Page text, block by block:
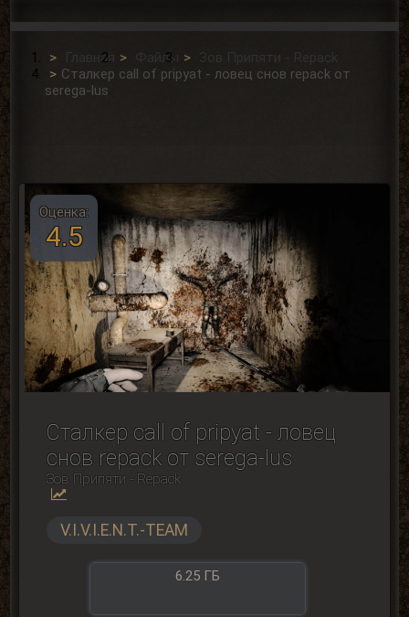
Главная Файлы
Зов Припяти - Repack
Сталкер call of pripyat - ловец снов repack от
serega-lus
Оценка:
4.5
Сталкер call of pripyat - ловец
снов repack от serega-lus
Зов Припяти - Repack
V.I.V.I.E.N.T.-TEAM
6.25 ГБ